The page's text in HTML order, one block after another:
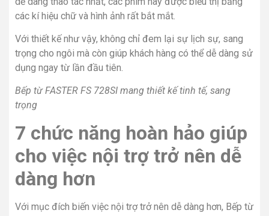
các kí hiệu chữ và hình ảnh rất bắt mắt.
Với thiết kế như vậy, không chỉ đem lại sự lịch sự, sang
trọng cho ngôi mà còn giúp khách hàng có thể dễ dàng sử
dụng ngay từ lần đầu tiên.
Bếp từ FASTER FS 728SI mang thiết kế tinh tế, sang
trọng​
7 chức năng hoàn hảo giúp
cho việc nội trợ trở nên dễ
dàng hơn
Với mục đích biến việc nội trợ trở nên dễ dàng hơn, Bếp từ